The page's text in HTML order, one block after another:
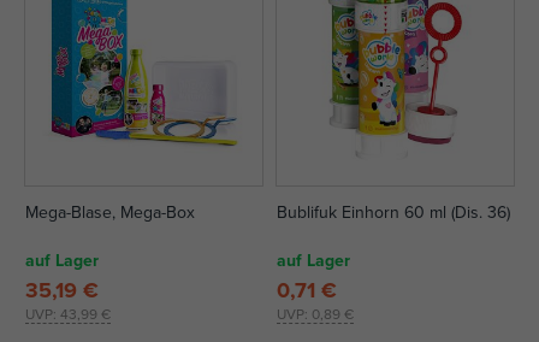
Mega-Blase, Mega-Box
auf Lager
UVP: 43,99 €
35,19 €
Bublifuk Einhorn 60 ml (Dis. 36)
auf Lager
UVP: 0,89 €
0,71 €